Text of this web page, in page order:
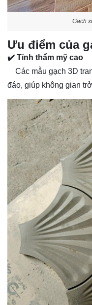
Gạch
Ưu điểm của
✔️ Tính thẩm mỹ cao
Các mẫu gạch 3D
đáo, giúp không gian